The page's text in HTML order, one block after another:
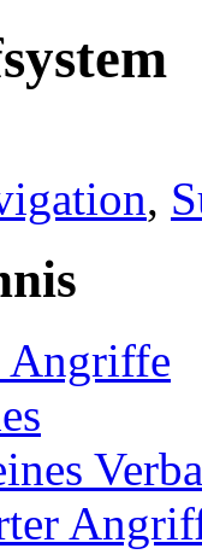
,
Angriffe